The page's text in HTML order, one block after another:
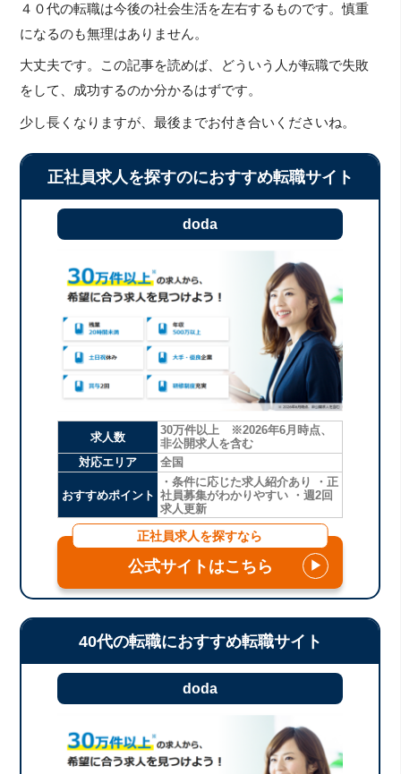
４０代の転職は今後の社会生活を左右するものです。慎重
になるのも無理はありません。
大丈夫です。この記事を読めば、どういう人が転職で失敗
をして、成功するのか分かるはずです。
少し長くなりますが、最後までお付き合いくださいね。
正社員求人を探すのにおすすめ転職サイト
doda
求人数
30万件以上 ※2026年6月時点、
非公開求人を含む
対応エリア
全国
おすすめポイント
・条件に応じた求人紹介あり ・正
社員募集がわかりやすい ・週2回
求人更新
正社員求人を探すなら
公式サイトはこちら ▶
40代の転職におすすめ転職サイト
doda